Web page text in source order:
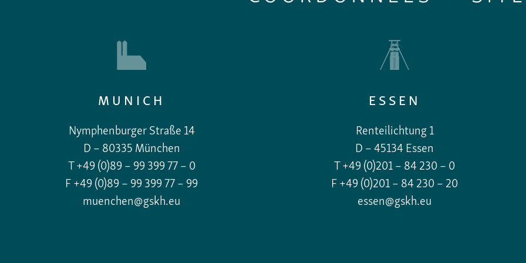
MUNICH
Nymphenburger Straße 14
D – 80335 München
T +49 (0)89 – 99 399 77 – 0
F +49 (0)89 – 99 399 77 – 99
muenchen@gskh.eu
ESSEN
Renteilichtung 1
D – 45134 Essen
T +49 (0)201 – 84 230 – 0
F +49 (0)201 – 84 230 – 20
essen@gskh.eu